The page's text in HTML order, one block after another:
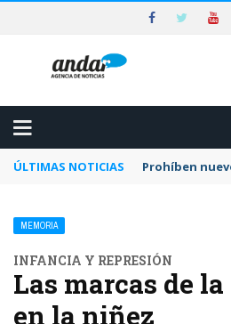
ÚLTIMAS NOTICIAS Piden que el
MEMORIA
INFANCIA Y REPRESIÓN
Las marcas de
en la niñez